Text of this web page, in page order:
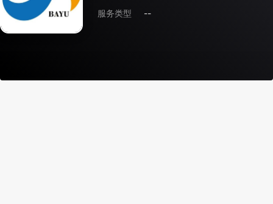
服务类型
--